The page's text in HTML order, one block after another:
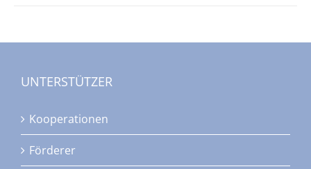
UNTERSTÜTZER
Kooperationen
Förderer